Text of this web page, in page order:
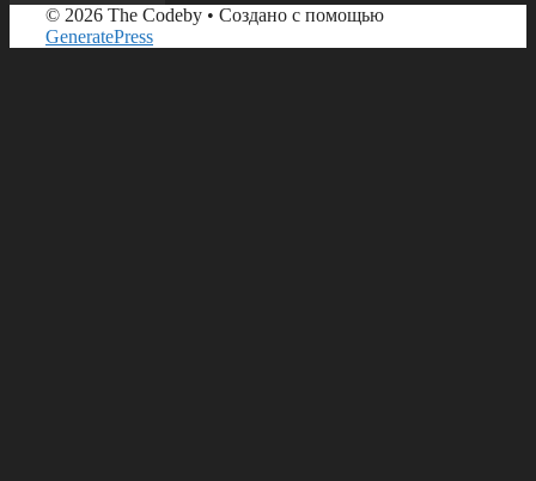
© 2026 The Codeby • Создано с помощью
GeneratePress